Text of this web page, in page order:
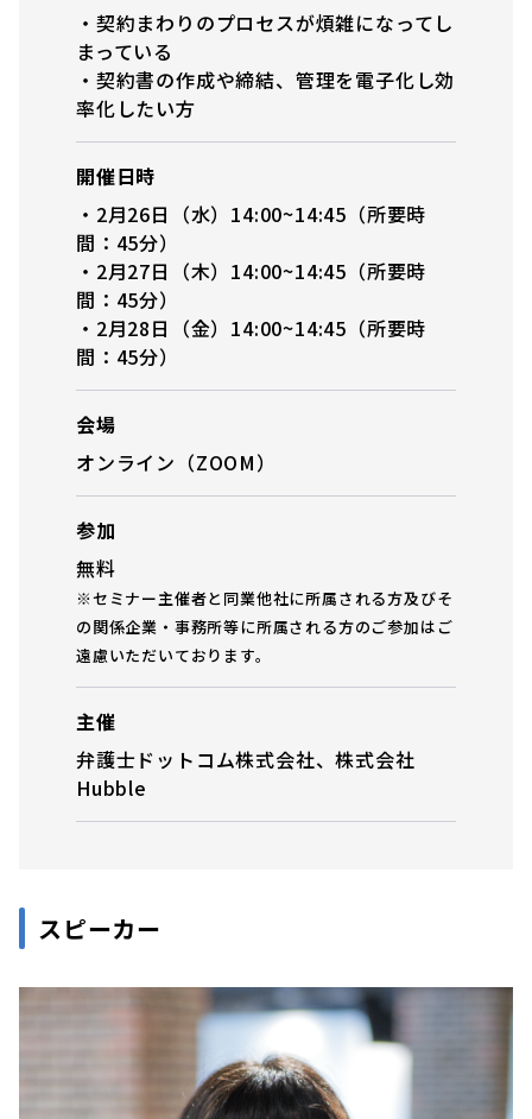
・契約まわりのプロセスが煩雑になってし
まっている
・契約書の作成や締結、管理を電子化し効
率化したい方
開催日時
・2月26日（水）14:00~14:45（所要時
間：45分）
・2月27日（木）14:00~14:45（所要時
間：45分）
・2月28日（金）14:00~14:45（所要時
間：45分）
会場
オンライン（ZOOM）
参加
無料
※セミナー主催者と同業他社に所属される方及びそ
の関係企業・事務所等に所属される方のご参加はご
遠慮いただいております。
主催
弁護士ドットコム株式会社、株式会社
Hubble
スピーカー